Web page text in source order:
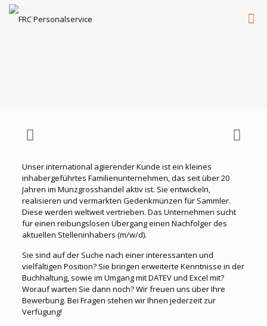
Unser international agierender Kunde ist ein kleines
inhabergeführtes Familienunternehmen, das seit über 20
Jahren im Münzgrosshandel aktiv ist. Sie entwickeln,
realisieren und vermarkten Gedenkmünzen für Sammler.
Diese werden weltweit vertrieben. Das Unternehmen sucht
für einen reibungslosen Übergang einen Nachfolger des
aktuellen Stelleninhabers (m/w/d).
Sie sind auf der Suche nach einer interessanten und
vielfältigen Position? Sie bringen erweiterte Kenntnisse in der
Buchhaltung, sowie im Umgang mit DATEV und Excel mit?
Worauf warten Sie dann noch? Wir freuen uns über Ihre
Bewerbung. Bei Fragen stehen wir Ihnen jederzeit zur
Verfügung!